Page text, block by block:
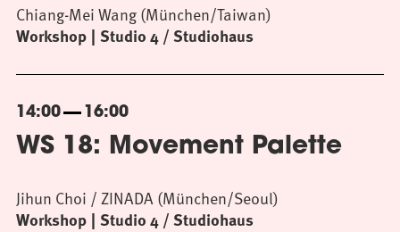
Workshop Studio 4 / Studiohaus
Chiang-Mei Wang (München/Taiwan)
14:00 16:00
WS 18: Movement Palette
Workshop Studio 4 / Studiohaus
Jihun Choi / ZINADA (München/Seoul)